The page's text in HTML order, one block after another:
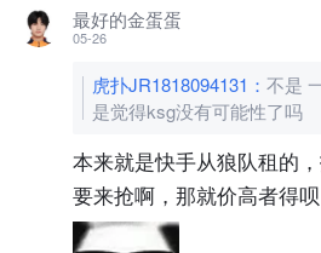
最好的金蛋蛋
05-26
虎扑JR1818094131 ： 不是
是觉得ksg没有可能性了吗
本来就是快手从狼队租的
要来抢啊，那就价高者得